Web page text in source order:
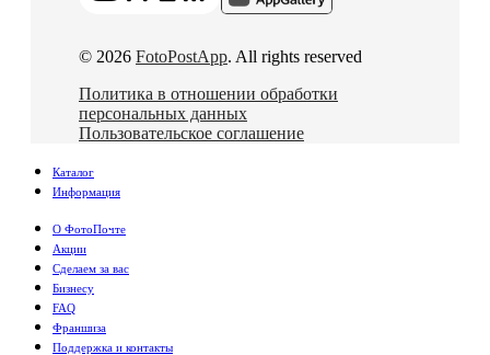
© 2026 FotoPostApp. All rights reserved
Политика в отношении обработки
персональных данных
Пользовательское соглашение
Каталог
Информация
О ФотоПочте
Акции
Сделаем за вас
Бизнесу
FAQ
Франшиза
Поддержка и контакты